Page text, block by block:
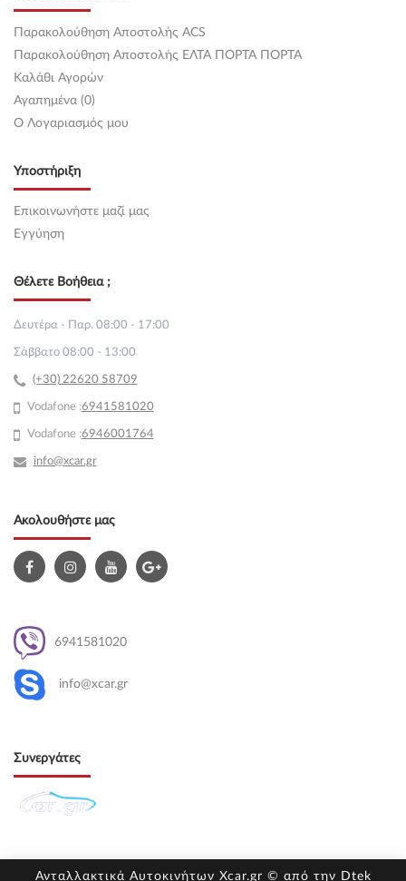
Παρακολούθηση Αποστολής ACS
Παρακολούθηση Αποστολής ΕΛΤΑ ΠΟΡΤΑ ΠΟΡΤΑ
Καλάθι Αγορών
Αγαπημένα (0)
O Λογαριασμός μου
Υποστήριξη
Επικοινωνήστε μαζί μας
Εγγύηση
Θέλετε Βοήθεια ;
Δευτέρα - Παρ. 08:00 - 17:00
Σάββατο 08:00 - 13:00
(+30) 22620 58709
Vodafone :6941581020
Vodafone :6946001764
info@xcar.gr
Ακολουθήστε μας
6941581020
info@xcar.gr
Συνεργάτες
Ανταλλακτικά Αυτοκινήτων Xcar.gr © από την Dtek